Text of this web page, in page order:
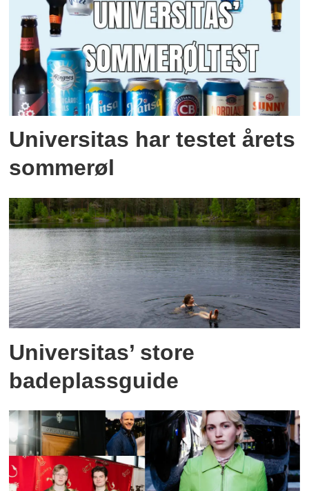
Universitas har testet årets
sommerøl
Universitas’ store
badeplassguide